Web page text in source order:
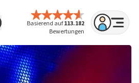
Basierend auf113.182
Bewertungen